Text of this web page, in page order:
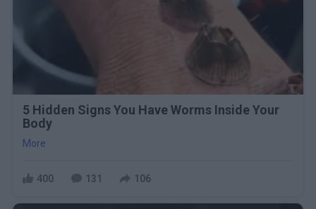
5 Hidden Signs You Have Worms Inside Your
Body
More
400 131 106